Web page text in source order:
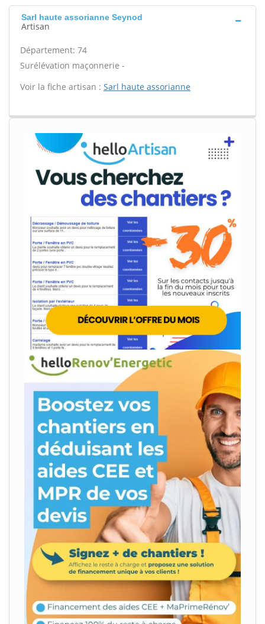
Sarl haute assorianne Seynod
Artisan
Département: 74
Surélévation maçonnerie -
Voir la fiche artisan : Sarl haute assorianne